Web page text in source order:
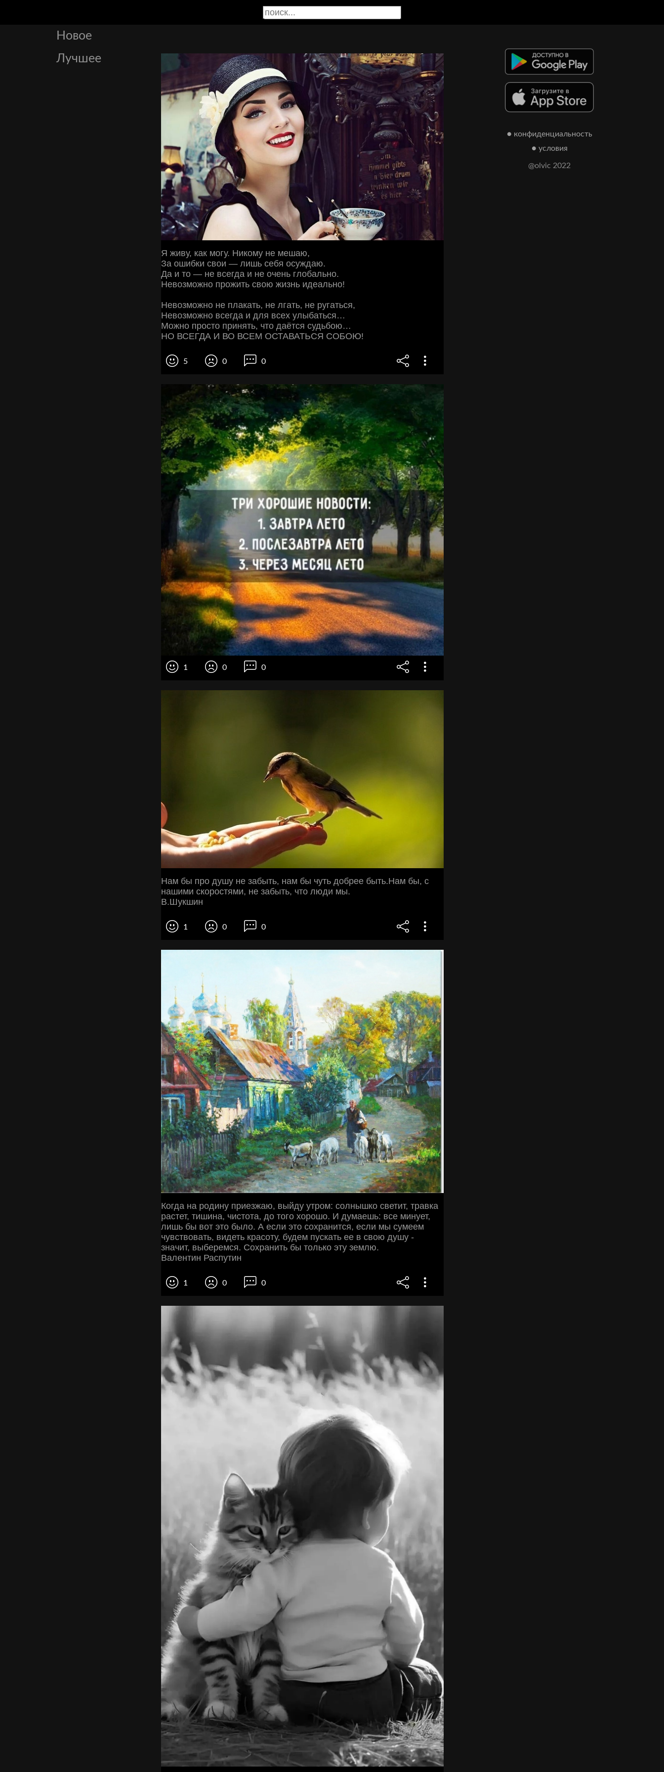
Новое
Лучшее
Я живу, как могу. Никому не мешаю,
За ошибки свои — лишь себя осуждаю.
Да и то — не всегда и не очень глобально.
Невозможно прожить свою жизнь идеально!
Невозможно не плакать, не лгать, не ругаться,
Невозможно всегда и для всех улыбаться…
Можно просто принять, что даётся судьбою…
НО ВСЕГДА И ВО ВСЕМ ОСТАВАТЬСЯ СОБОЮ!
5 0 0
1 0 0
Нам бы про душу не забыть, нам бы чуть добрее быть.Нам бы, с
нашими скоростями, не забыть, что люди мы.
В.Шукшин
1 0 0
Когда на родину приезжаю, выйду утром: солнышко светит, травка
растет, тишина, чистота, до того хорошо. И думаешь: все минует,
лишь бы вот это было. А если это сохранится, если мы сумеем
чувствовать, видеть красоту, будем пускать ее в свою душу -
значит, выберемся. Сохранить бы только эту землю.
Валентин Распутин
1 0 0
● конфиденциальность
● условия
@olvic 2022